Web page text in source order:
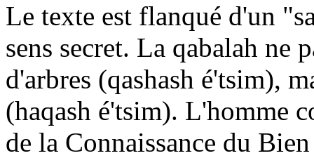
Le texte est flanqué d'un "
sens secret. La qabalah ne
d'arbres (qashash é'tsim),
(haqash é'tsim). L'homme
de la Connaissance du